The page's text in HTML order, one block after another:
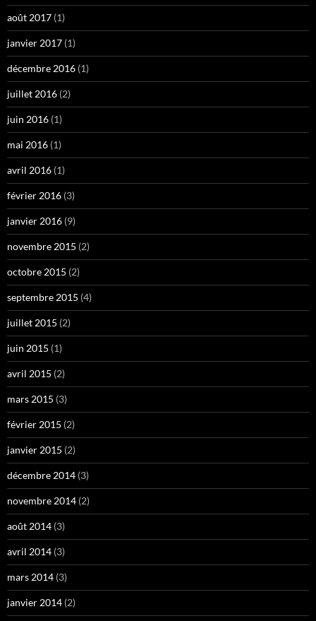
août 2017 (1)
janvier 2017 (1)
décembre 2016 (1)
juillet 2016 (2)
juin 2016 (1)
mai 2016 (1)
avril 2016 (1)
février 2016 (3)
janvier 2016 (9)
novembre 2015 (2)
octobre 2015 (2)
septembre 2015 (4)
juillet 2015 (2)
juin 2015 (1)
avril 2015 (2)
mars 2015 (3)
février 2015 (2)
janvier 2015 (2)
décembre 2014 (3)
novembre 2014 (2)
août 2014 (3)
avril 2014 (3)
mars 2014 (3)
janvier 2014 (2)